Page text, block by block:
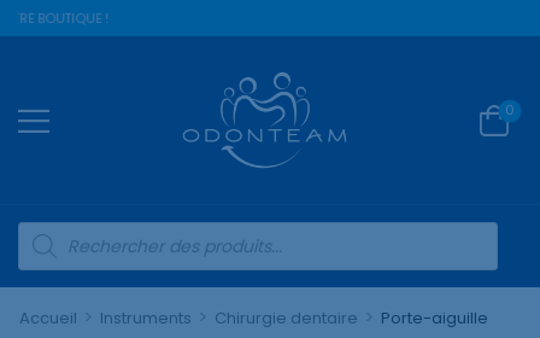
BOUTIQUE !
0
Accueil > Instruments > Chirurgie dentaire > Porte-aiguille